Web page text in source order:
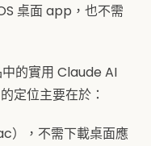
桌面 app，也不需
的實用 Claude AI
定位主要在於：
），不需下載桌面應